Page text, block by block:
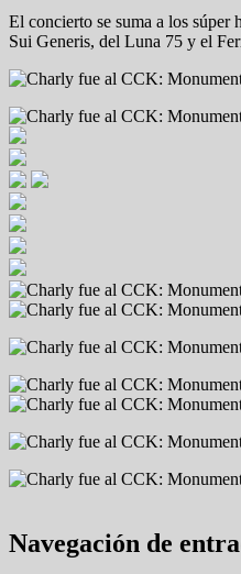
El concierto se suma a los
Sui Generis, del Luna 75 y el
Navegación de